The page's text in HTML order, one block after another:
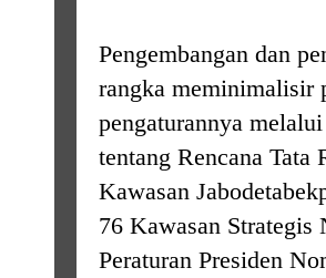
Pengembangan dan
rangka meminimalisir
pengaturannya
tentang Rencana
Kawasan
76 Kawasan Strategis
Peraturan Presiden